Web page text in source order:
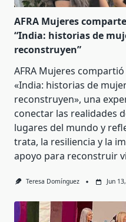
AFRA Mujeres
“India: historias de
reconstruyen”
AFRA Mujeres compartió
«India: historias de
reconstruyen», una
conectar las realidades
lugares del mundo y
trata, la resiliencia y la
apoyo para reconstruir
Teresa Domínguez Jun